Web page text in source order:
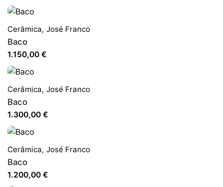
Cerâmica, José Franco
Baco
1.150,00 €
Cerâmica, José Franco
Baco
1.300,00 €
Cerâmica, José Franco
Baco
1.200,00 €